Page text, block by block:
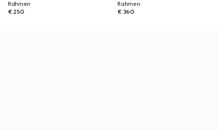
Rahmen
€ 250
Rahmen
€ 360